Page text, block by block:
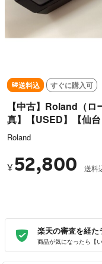
送料込 すぐに購入可
【中古】Roland（
真】【USED】【仙
Roland
¥ 52,800 送料
楽天の審査を経
商品が気になったら【